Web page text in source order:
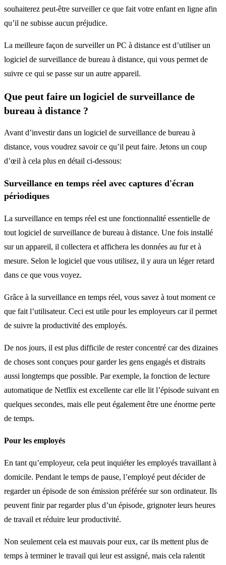
souhaiterez peut-être surveiller ce que fait votre enfant en ligne afin
qu’il ne subisse aucun préjudice.
La meilleure façon de surveiller un PC à distance est d’utiliser un
logiciel de surveillance de bureau à distance, qui vous permet de
suivre ce qui se passe sur un autre appareil.
Que peut faire un logiciel de surveillance de
bureau à distance ?
Avant d’investir dans un logiciel de surveillance de bureau à
distance, vous voudrez savoir ce qu’il peut faire. Jetons un coup
d’œil à cela plus en détail ci-dessous:
Surveillance en temps réel avec captures d'écran
périodiques
La surveillance en temps réel est une fonctionnalité essentielle de
tout logiciel de surveillance de bureau à distance. Une fois installé
sur un appareil, il collectera et affichera les données au fur et à
mesure. Selon le logiciel que vous utilisez, il y aura un léger retard
dans ce que vous voyez.
Grâce à la surveillance en temps réel, vous savez à tout moment ce
que fait l’utilisateur. Ceci est utile pour les employeurs car il permet
de suivre la productivité des employés.
De nos jours, il est plus difficile de rester concentré car des dizaines
de choses sont conçues pour garder les gens engagés et distraits
aussi longtemps que possible. Par exemple, la fonction de lecture
automatique de Netflix est excellente car elle lit l’épisode suivant en
quelques secondes, mais elle peut également être une énorme perte
de temps.
Pour les employés
En tant qu’employeur, cela peut inquiéter les employés travaillant à
domicile. Pendant le temps de pause, l’employé peut décider de
regarder un épisode de son émission préférée sur son ordinateur. Ils
peuvent finir par regarder plus d’un épisode, grignoter leurs heures
de travail et réduire leur productivité.
Non seulement cela est mauvais pour eux, car ils mettent plus de
temps à terminer le travail qui leur est assigné, mais cela ralentit